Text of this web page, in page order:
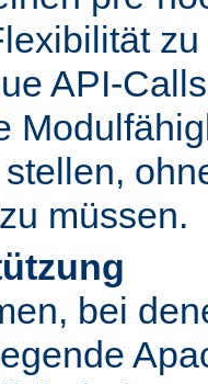
API-
müssen.
bei